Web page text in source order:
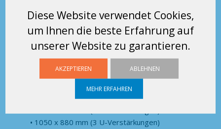
Diese Website verwendet Cookies,
um Ihnen die beste Erfahrung auf
unserer Website zu garantieren.
AKZEPTIEREN ABLEHNEN
MEHR ERFAHREN
Standardprodukte: 300 kg (Last gleichmäßig
verteilt)
Maßanfertigung möglich
SANS nicht abgekantet
1050 x 880 mm (3 U-Verstärkungen)